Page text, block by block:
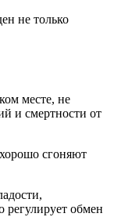
не только
месте, не
и смертности от
сгоняют
регулирует обмен